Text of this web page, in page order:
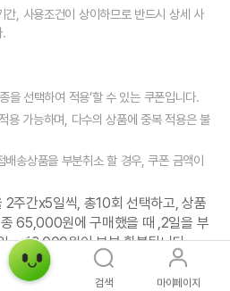
간, 사용조건이 상이하므로 반드시 상세 사
.
을 선택하여 적용’할 수 있는 쿠폰입니다.
용 가능하며, 다수의 상품에 중복 적용은 불
송상품을 부분취소 할 경우, 쿠폰 금액이
주간x5일씩, 총10회 선택하고, 상품
65,000원에 구매했을 때 ,2일을 부
= 13,000원이 부분 환불됩니다.
검색 마이페이지